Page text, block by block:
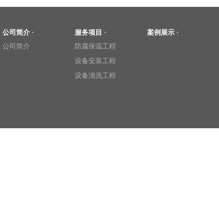
公司简介 ·
公司简介
服务项目 ·
防腐保温工程
设备安装工程
设备清洗工程
案例展示 ·